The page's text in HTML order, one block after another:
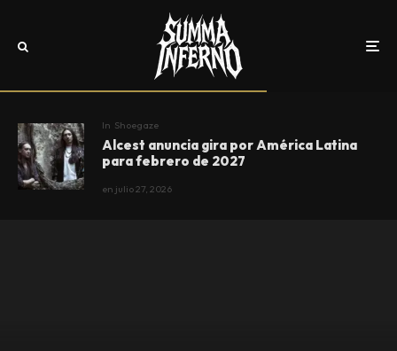
In Shoegaze
Alcest anuncia gira por América Latina
para febrero de 2027
en julio 27, 2026